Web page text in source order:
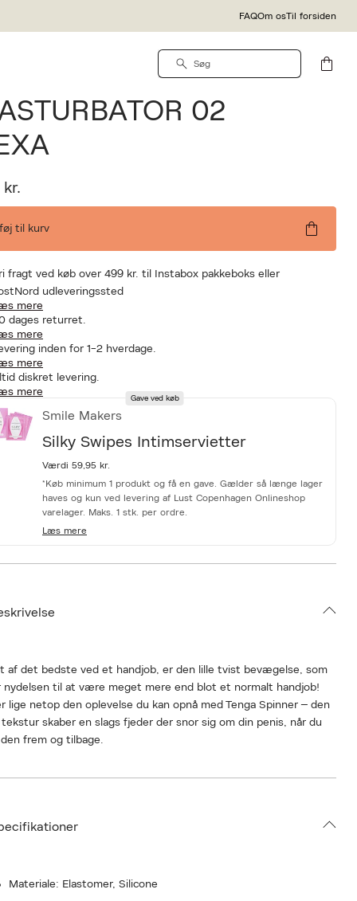
FAQOm osTil forsiden
- SPINNER
02
kr.
til kurv
fragt ved køb over 499 kr. til Instabox pakkeboks eller
udleveringssted
mere
dages returret.
mere
inden for 1-2 hverdage.
mere
diskret levering.
mere
Gave ved køb
Smile Makers
Silky Swipes Intimservietter
Værdi 59,95 kr.
*Køb minimum 1 produkt og få en gave. Gælder så længe lager
haves og kun ved levering af Lust Copenhagen Onlineshop
varelager. Maks. 1 stk. per ordre.
Læs mere
af det bedste ved et handjob, er den lille tvist bevægelse, som
nydelsen til at være meget mere end blot et normalt handjob!
lige netop den oplevelse du kan opnå med Tenga Spinner – den
tekstur skaber en slags fjeder der snor sig om din penis, når du
frem og tilbage.
02 Hexa version forkæler din penis med dens indre mønster af
nemt efter hvert brug, så dit penis sleeve kan blive ved med
Spinner findes i flere versioner med forskellige indre teksturer.
Materiale: Elastomer, Silicone